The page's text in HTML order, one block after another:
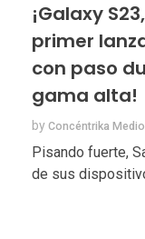
¡Galaxy
primer
con paso
gama alta!
by Concéntrika
Pisando fuerte,
de sus